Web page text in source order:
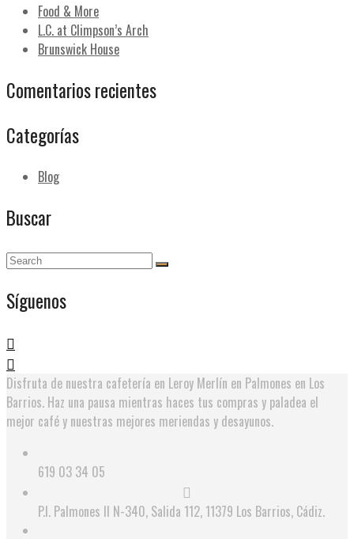
Food & More
L.C. at Climpson’s Arch
Brunswick House
Comentarios recientes
Categorías
Blog
Buscar
Síguenos
Disfruta de nuestra cafetería en Leroy Merlín en Palmones en Los
Barrios. Haz una pausa mientras haces tus compras y paladea el
mejor café y nuestras mejores meriendas y desayunos.
619 03 34 05
P.I. Palmones II N-340, Salida 112, 11379 Los Barrios, Cádiz.